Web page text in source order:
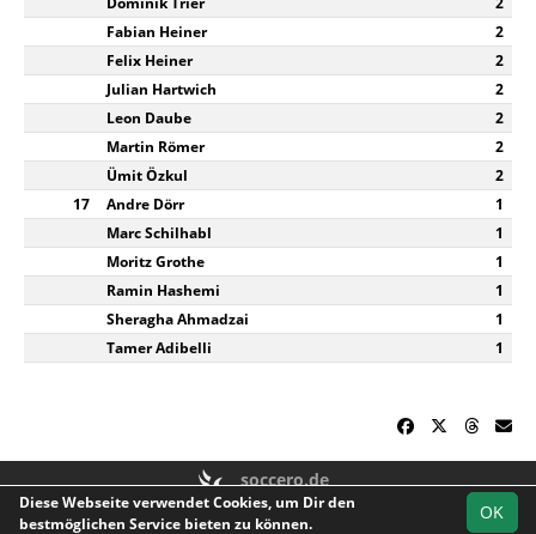
Fabian Heiner
2
Felix Heiner
2
Julian Hartwich
2
Leon Daube
2
Martin Römer
2
Ümit Özkul
2
17
Andre Dörr
1
Marc Schilhabl
1
Moritz Grothe
1
Ramin Hashemi
1
Sheragha Ahmadzai
1
Tamer Adibelli
1
soccero.de
© 2006 - 2026 OK
Diese Webseite verwendet Cookies, um Dir den
bestmöglichen Service bieten zu können.